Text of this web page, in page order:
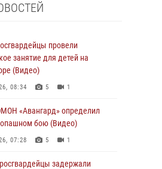
провели
занятие для детей на
(Видео)
08:34 5 1
«Авангард» определил
бою (Видео)
07:28 5 1
задержали